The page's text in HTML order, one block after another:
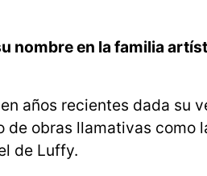
nombre en la familia
años recientes dada su
de obras llamativas como
de Luffy.